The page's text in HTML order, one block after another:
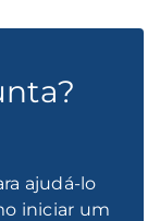
ajudá-lo
iniciar um